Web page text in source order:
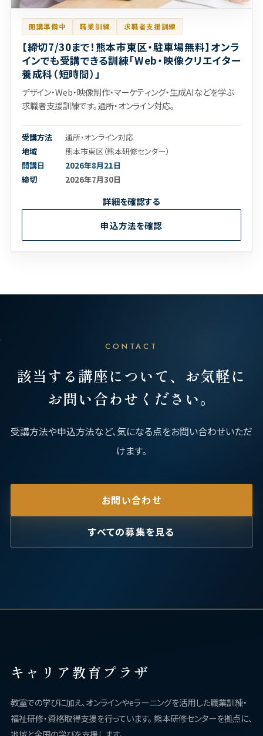
開講準備中 職業訓練 求職者支援訓練
【締切7/30まで！熊本市東区・駐車場無料】オンラ
インでも受講できる訓練「Web・映像クリエイター
養成科（短時間）」
デザイン・Web・映像制作・マーケティング・生成AIなどを学ぶ
求職者支援訓練です。通所・オンライン対応。
受講方法
通所・オンライン対応
地域
熊本市東区（熊本研修センター）
開講日
2026年8月21日
締切
2026年7月30日
詳細を確認する
申込方法を確認
CONTACT
該当する講座について、お気軽に
お問い合わせください。
受講方法や申込方法など、気になる点をお問い合わせいただ
けます。
お問い合わせ
すべての募集を見る
キャリア教育プラザ
教室での学びに加え、オンラインやeラーニングを活用した職業訓練・
福祉研修・資格取得支援を行っています。 熊本研修センターを拠点に、